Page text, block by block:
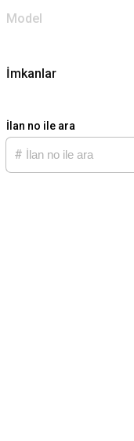
Model
İmkanlar
İlan no ile ara